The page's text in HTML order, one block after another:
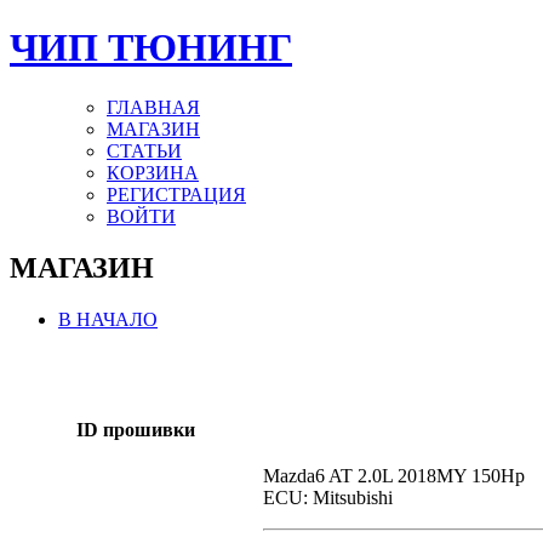
ЧИП ТЮНИНГ
ГЛАВНАЯ
МАГАЗИН
СТАТЬИ
КОРЗИНА
РЕГИСТРАЦИЯ
ВОЙТИ
МАГАЗИН
В НАЧАЛО
ID прошивки
Mazda6 AT 2.0L 2018MY 150Hp
ECU: Mitsubishi